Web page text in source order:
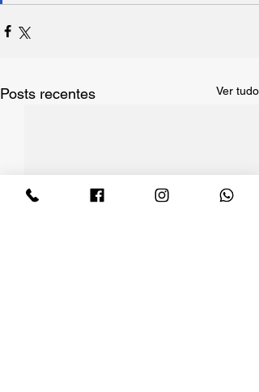
Posts recentes Ver tudo